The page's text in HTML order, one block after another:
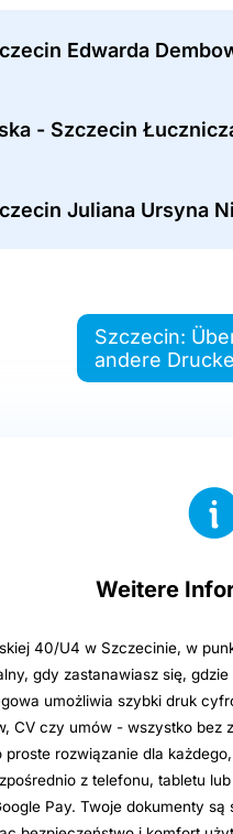
Edwarda
- Szczecin
Juliana Ursyna
Szczecin:
andere
Weitere
40/U4 w Szczecinie, w
gdy zastanawiasz się,
umożliwia szybki druk
CV czy umów - wszystko bez
rozwiązanie dla
z telefonu, tabletu
Pay. Twoje dokumenty